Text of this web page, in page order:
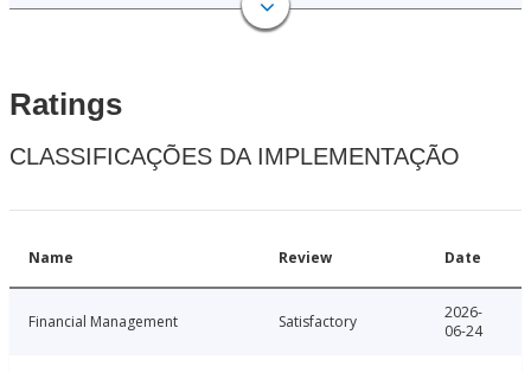
Ratings
CLASSIFICAÇÕES DA IMPLEMENTAÇÃO
Name Review Date
Financial Management Satisfactory
2026-
06-24